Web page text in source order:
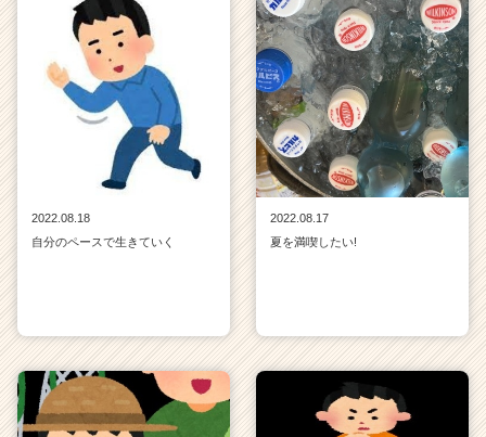
2022.08.18
自分のペースで生きていく
2022.08.17
夏を満喫したい!